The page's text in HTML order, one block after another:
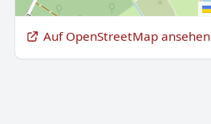
Auf OpenStreetMap ansehen